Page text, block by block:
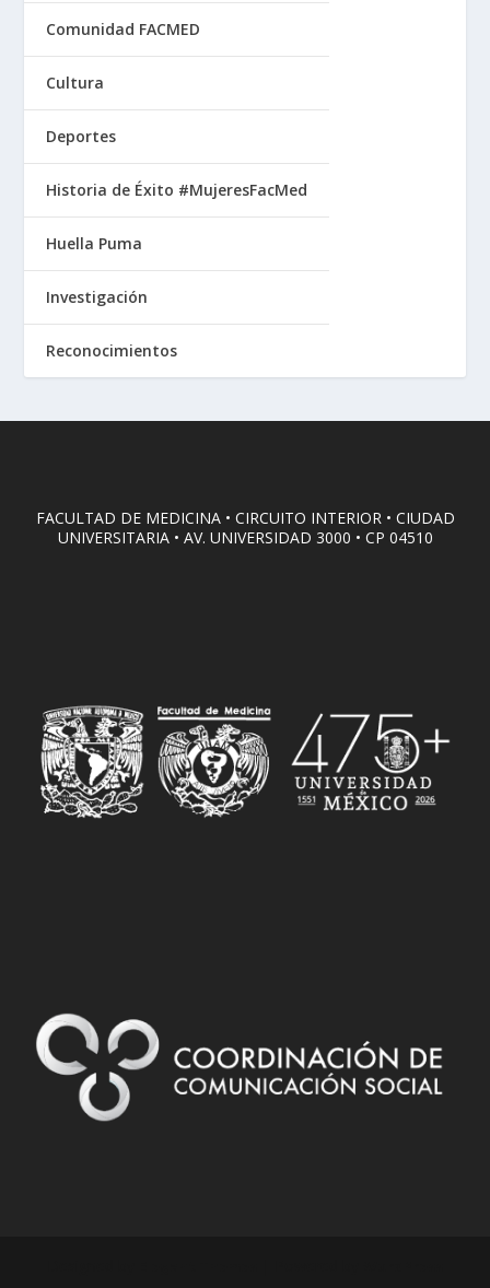
Comunidad FACMED
Cultura
Deportes
Historia de Éxito #MujeresFacMed
Huella Puma
Investigación
Reconocimientos
FACULTAD DE MEDICINA • CIRCUITO INTERIOR • CIUDAD
UNIVERSITARIA • AV. UNIVERSIDAD 3000 • CP 04510